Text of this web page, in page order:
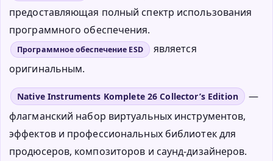
предоставляющая полный спектр использования
программного обеспечения.
Программное обеспечение ESD
является
оригинальным.
Native Instruments Komplete 26 Collector’s Edition
—
флагманский набор виртуальных инструментов,
эффектов и профессиональных библиотек для
продюсеров, композиторов и саунд-дизайнеров.